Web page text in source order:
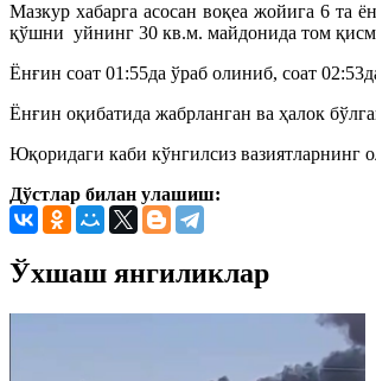
Мазкур хабарга асосан воқеа жойига 6
қўшни уйнинг 30 кв.м. майдонида том
Ёнғин соат 01:55да ўраб олиниб, соат
Ёнғин оқибатида жабрланган ва ҳалок
Юқоридаги каби кўнгилсиз вазиятларнинг
Дўстлар билан улашиш:
Ўхшаш янгиликлар